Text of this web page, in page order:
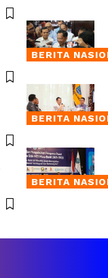
BERITA
BERITA
BERITA